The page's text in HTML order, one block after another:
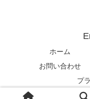
ホーム
お問い合わせ
プ